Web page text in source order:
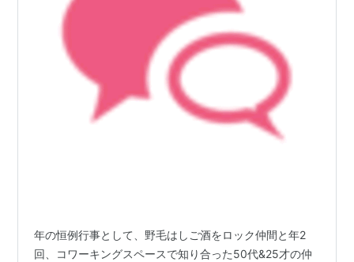
年の恒例行事として、野毛はしご酒をロック仲間と年2
回、コワーキングスペースで知り合った50代&25才の仲